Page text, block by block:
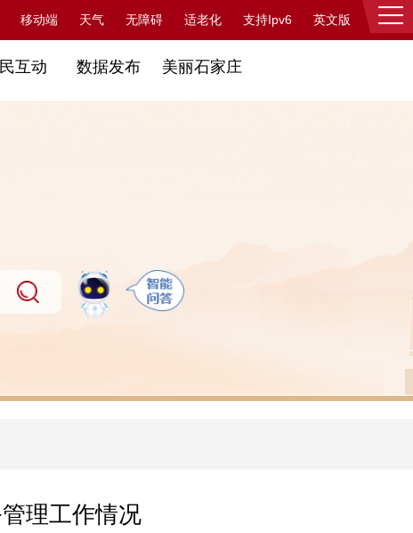
移动端 天气 无障碍 适老化 支持Ipv6 英文版 登录
互动 数据发布 美丽石家庄
理工作情况